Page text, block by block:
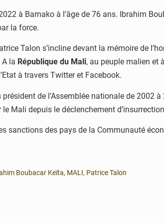
à Bamako à l’âge de 76 ans. Ibrahim
la force.
Talon s’incline devant la mémoire de
A la République du Mali, au peuple malien et
à travers Twitter et Facebook.
de l’Assemblée nationale de 2002
Mali depuis le déclenchement
des pays de la Communauté
Boubacar Keïta, MALI, Patrice Talon